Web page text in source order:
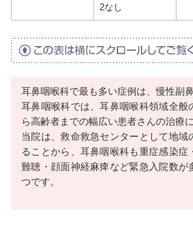
2なし
耳鼻咽喉科で最も多い症例は、慢性副鼻
耳鼻咽喉科では、耳鼻咽喉科領域全般
ら高齢者までの幅広い患者さんの治療
当院は、救命救急センターとして地域
ることから、耳鼻咽喉科も重症感染症
難聴・顔面神経麻痺など緊急入院数が
つです。